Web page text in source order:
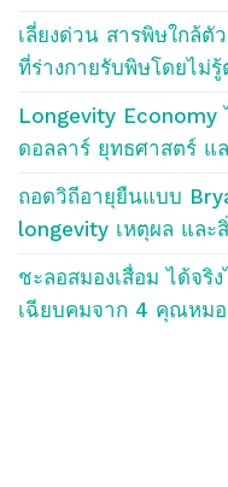
เลี่ยงด่วน สารพิษใกล้ตั
ที่ร่างกายรับพิษโดยไม่รู้
Longevity Economy
ดอลลาร์ ยุทธศาสตร์ แ
ถอดวิถีอายุยืนแบบ
longevity เหตุผล และ
ชะลอสมองเสื่อม ได้จริ
เฉียบคมจาก 4 คุณหม